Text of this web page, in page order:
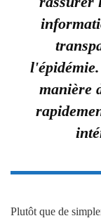
manière
Plutôt que de